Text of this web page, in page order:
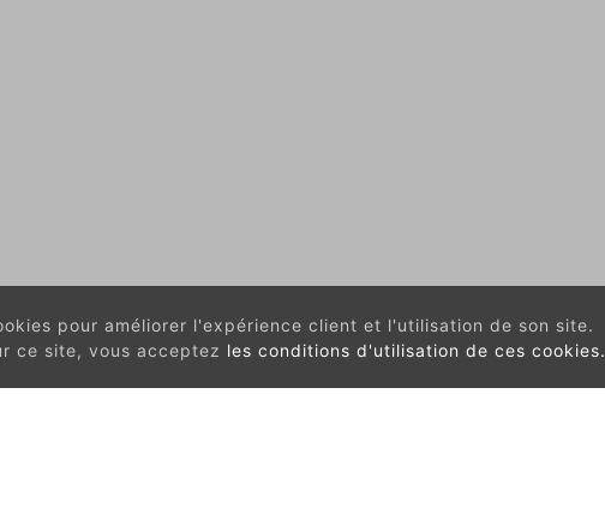
pour améliorer l'expérience client et l'utilisation de son site.
ce site, vous acceptez les conditions d'utilisation de ces cookies.